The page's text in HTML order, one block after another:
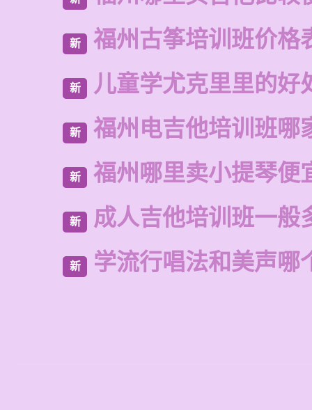
新 福州古筝培训班价格
新 儿童学尤克里里的好
新 福州电吉他培训班哪
新 福州哪里卖小提琴便
新 成人吉他培训班一般
新 学流行唱法和美声哪